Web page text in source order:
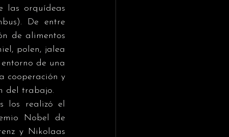
las orquídeas
De entre
de alimentos
polen, jalea
de una
cooperación y
del trabajo.
los realizó el
Nobel de
y Nikolaas